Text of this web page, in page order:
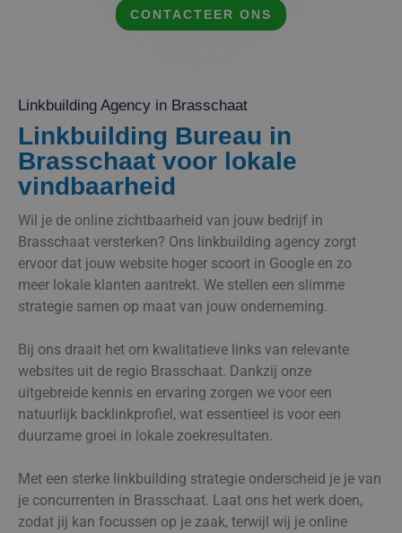
CONTACTEER ONS
Linkbuilding Agency in Brasschaat
Linkbuilding Bureau in
Brasschaat voor lokale
vindbaarheid
Wil je de online zichtbaarheid van jouw bedrijf in
Brasschaat versterken? Ons linkbuilding agency zorgt
ervoor dat jouw website hoger scoort in Google en zo
meer lokale klanten aantrekt. We stellen een slimme
strategie samen op maat van jouw onderneming.
Bij ons draait het om kwalitatieve links van relevante
websites uit de regio Brasschaat. Dankzij onze
uitgebreide kennis en ervaring zorgen we voor een
natuurlijk backlinkprofiel, wat essentieel is voor een
duurzame groei in lokale zoekresultaten.
Met een sterke linkbuilding strategie onderscheid je je van
je concurrenten in Brasschaat. Laat ons het werk doen,
zodat jij kan focussen op je zaak, terwijl wij je online